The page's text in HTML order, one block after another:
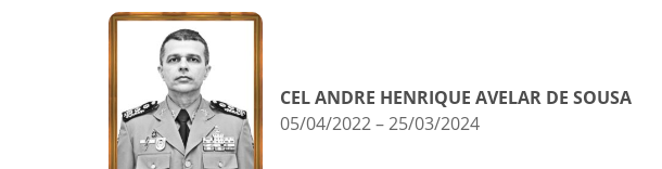
CEL ANDRE HENRIQUE AVELAR DE SOUSA
05/04/2022 – 25/03/2024